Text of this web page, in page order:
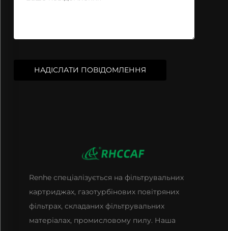
НАДІСЛАТИ ПОВІДОМЛЕННЯ
Renhe спеціалізується на фільтрувальних
картриджах, газотурбінових повітряних
фільтрах, складаних фільтрувальних
матеріалах, промисловому пилу. Наша